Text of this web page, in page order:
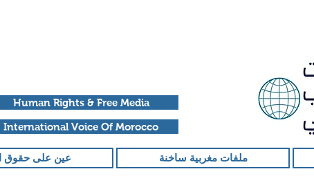
Human Rights & Free Media
International Voice Of Morocco
ملفات مغربية ساخنة عين على حقوق